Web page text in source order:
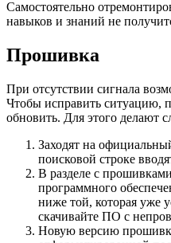
Самостоятельно
навыков и знаний не
Прошивка
При отсутствии сигнала
Чтобы исправить ситуацию,
обновить. Для этого делают
Заходят на
поисковой строке
В разделе с
программного
ниже той, которая уже
скачивайте ПО с
Новую версию